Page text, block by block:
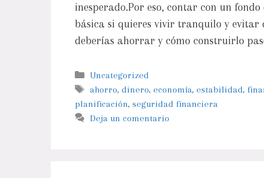
inesperado.Por eso, contar con un
básica si quieres vivir tranquilo y evitar
deberías ahorrar y cómo construirlo
Uncategorized
ahorro,dinero,economía,estabilidad,
planificación, seguridad financiera
Deja un comentario